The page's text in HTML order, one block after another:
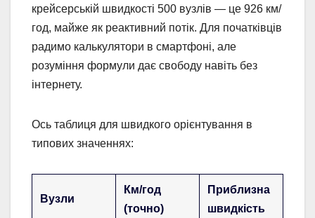
крейсерській швидкості 500 вузлів — це 926 км/
год, майже як реактивний потік. Для початківців
радимо калькулятори в смартфоні, але
розуміння формули дає свободу навіть без
інтернету.
Ось таблиця для швидкого орієнтування в
типових значеннях:
Вузли
Км/год
(точно)
Приблизна
швидкість